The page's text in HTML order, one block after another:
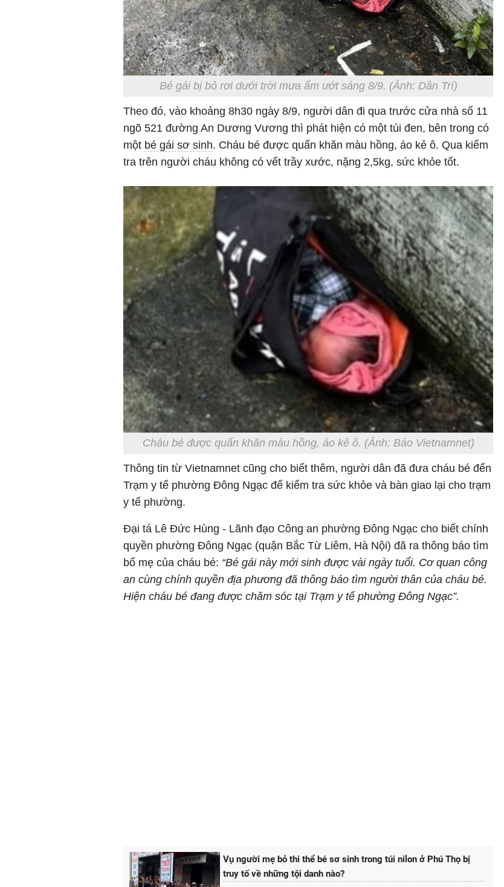
Bé gái bị bỏ rơi dưới trời mưa ẩm ướt sáng 8/9. (Ảnh: Dân Trí)
Theo đó, vào khoảng 8h30 ngày 8/9, người dân đi qua trước cửa nhà số 11
ngõ 521 đường An Dương Vương thì phát hiện có một túi đen, bên trong có
một bé gái sơ sinh. Cháu bé được quấn khăn màu hồng, áo kẻ ô. Qua kiểm
tra trên người cháu không có vết trầy xước, nặng 2,5kg, sức khỏe tốt.
Cháu bé được quấn khăn màu hồng, áo kẻ ô. (Ảnh: Báo Vietnamnet)
Thông tin từ Vietnamnet cũng cho biết thêm, người dân đã đưa cháu bé đến
Trạm y tế phường Đông Ngạc để kiểm tra sức khỏe và bàn giao lại cho trạm
y tế phường.
Đại tá Lê Đức Hùng - Lãnh đạo Công an phường Đông Ngạc cho biết chính
quyền phường Đông Ngạc (quận Bắc Từ Liêm, Hà Nội) đã ra thông báo tìm
bố mẹ của cháu bé: “Bé gái này mới sinh được vài ngày tuổi. Cơ quan công
an cùng chính quyền địa phương đã thông báo tìm người thân của cháu bé.
Hiện cháu bé đang được chăm sóc tại Trạm y tế phường Đông Ngạc”.
Vụ người mẹ bỏ thi thể bé sơ sinh trong túi nilon ở Phú Thọ bị
truy tố về những tội danh nào?